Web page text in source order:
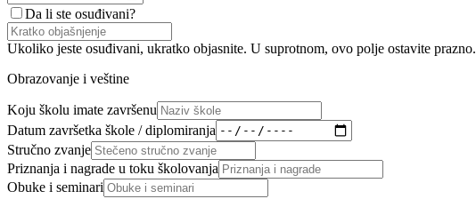
Da li ste osuđivani?
Ukoliko jeste osuđivani, ukratko objasnite. U suprotnom, ovo polje ostavite prazno.
Obrazovanje i veštine
Koju školu imate završenu
Datum završetka škole / diplomiranja
Stručno zvanje
Priznanja i nagrade u toku školovanja
Obuke i seminari